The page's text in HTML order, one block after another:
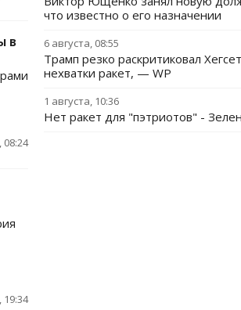
в
08:24
19:34
что известно о его назначении
6 августа, 08:55
Трамп резко раскритиковал
нехватки ракет, — WP
1 августа, 10:36
Нет ракет для "пэтриотов" -